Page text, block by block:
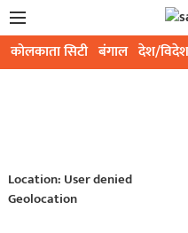
कोलकाता सिटी बंगाल देश/विदेश
Location: User denied
Geolocation